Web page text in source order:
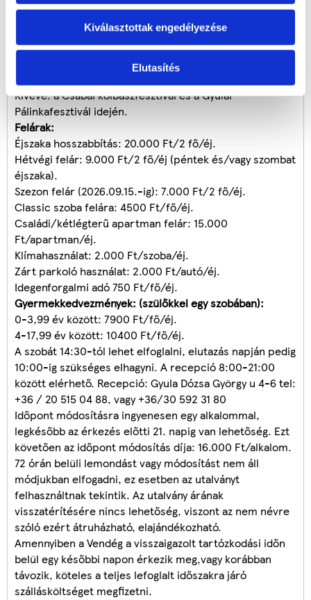
Kiválasztottak engedélyezése
Elutasítés
Hétvégéken és szezonban felár ellenében, a szabad
helyek függvényében, a szálláshellyel előre egyeztetett
időpontban, írásos visszaigazolás alapján.Kérjük, hogy az
utalvány vásárlás előtt az időpontot mielőbb
Kivéve: a Csabai kolbászfesztivál és a Gyulai
Pálinkafesztivál idején.
Felárak:
Éjszaka hosszabbítás: 20.000 Ft/2 fő/éj.
Hétvégi felár: 9.000 Ft/2 fő/éj (péntek és/vagy szombat
éjszaka).
Szezon felár (2026.09.15.-ig): 7.000 Ft/2 fő/éj.
Classic szoba felára: 4500 Ft/fő/éj.
Családi/kétlégterű apartman felár: 15.000
Ft/apartman/éj.
Klímahasználat: 2.000 Ft/szoba/éj.
Zárt parkoló használat: 2.000 Ft/autó/éj.
Idegenforgalmi adó 750 Ft/fő/éj.
Gyermekkedvezmények: (szülőkkel egy szobában):
0-3,99 év között: 7900 Ft/fő/éj.
4-17,99 év között: 10400 Ft/fő/éj.
A szobát 14:30-tól lehet elfoglalni, elutazás napján pedig
10:00-ig szükséges elhagyni. A recepció 8:00-21:00
között elérhető. Recepció: Gyula Dózsa György u 4-6 tel:
+36 / 20 515 04 88, vagy +36/30 592 31 80
Időpont módosításra ingyenesen egy alkalommal,
legkésőbb az érkezés előtti 21. napig van lehetőség. Ezt
követően az időpont módosítás díja: 16.000 Ft/alkalom.
72 órán belüli lemondást vagy módosítást nem áll
módjukban elfogadni, ez esetben az utalványt
felhasználtnak tekintik. Az utalvány árának
visszatérítésére nincs lehetőség, viszont az nem névre
szóló ezért átruházható, elajándékozható.
Amennyiben a Vendég a visszaigazolt tartózkodási időn
belül egy későbbi napon érkezik meg,vagy korábban
távozik, köteles a teljes lefoglalt időszakra járó
szállásköltséget megfizetni.